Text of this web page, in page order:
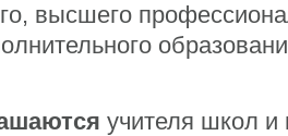
высшего
учителя школ и